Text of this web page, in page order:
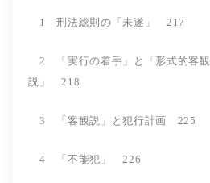
1 刑法総則の「未遂」 217
2 「実行の着手」と「形式的客観
説」 218
3 「客観説」と犯行計画
4 「不能犯」 226